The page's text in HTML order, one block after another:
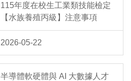
115年度在校生工業類技能檢定
【水族養殖丙級】注意事項
2026-05-22
半導體軟硬體與 AI 大數據人才